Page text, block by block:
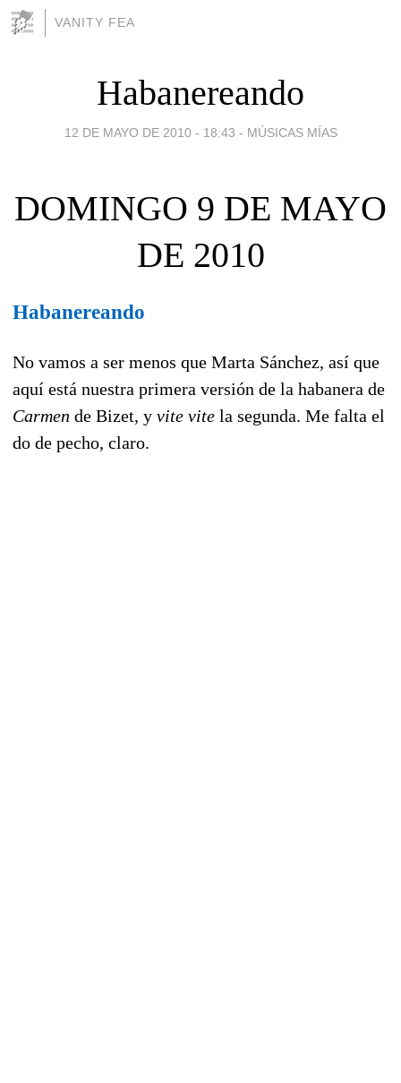
VANITY FEA
Habanereando
12 DE MAYO DE 2010 - 18:43 - MÚSICAS MÍAS
DOMINGO 9 DE MAYO
DE 2010
Habanereando
No vamos a ser menos que Marta Sánchez, así que
aquí está nuestra primera versión de la habanera de
Carmen de Bizet, y vite vite la segunda. Me falta el
do de pecho, claro.